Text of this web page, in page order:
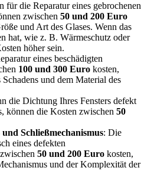
für die Reparatur eines gebrochenen
zwischen50 und 200 Euro
und Art des Glases. Wenn das
hat, wie z. B. Wärmeschutz oder
höher sein.
eines beschädigten
100 und 300 Euro kosten,
und dem Material des
die Dichtung Ihres Fensters defekt
können die Kosten zwischen 50
Schließmechanismus: Die
eines defekten
zwischen50 und 200 Euro kosten,
und der Komplexität der